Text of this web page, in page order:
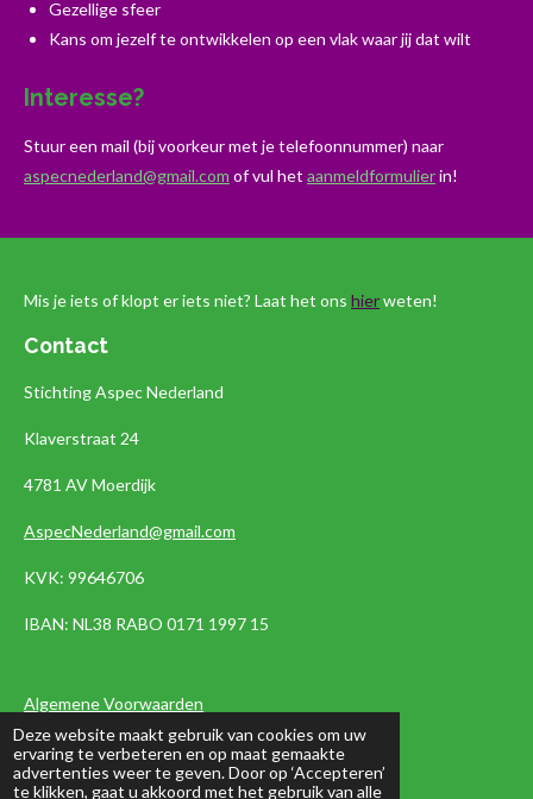
Deze website maakt gebruik van cookies om uw
ervaring te verbeteren en op maat gemaakte
advertenties weer te geven. Door op ‘Accepteren’
te klikken, gaat u akkoord met het gebruik van alle
Gezellige sfeer
Kans om jezelf te ontwikkelen op een vlak waar jij dat wilt
Interesse?
Stuur een mail (bij voorkeur met je telefoonnummer) naar
aspecnederland@gmail.com of vul het aanmeldformulierin!
Mis je iets of klopt er iets niet? Laat het ons hierweten!
Contact
Stichting Aspec Nederland
Klaverstraat 24
4781 AV Moerdijk
AspecNederland@gmail.com
KVK: 99646706
IBAN: NL38 RABO 0171 1997 15
Algemene Voorwaarden
Privacyverklaring